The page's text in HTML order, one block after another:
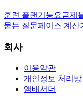
훈련 플랜 기능요금제
묻는 질문페이스 계산
회사
이용약관
개인정보 처리방
앰배서더